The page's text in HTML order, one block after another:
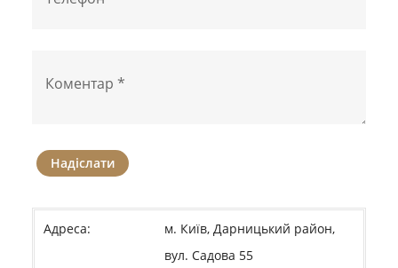
Надіслати
Адреса:
м. Київ, Дарницький район,
вул. Садова 55